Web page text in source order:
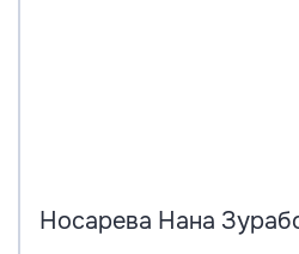
Носарева Нана